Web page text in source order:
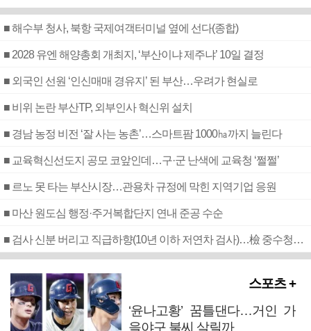
■ 해수부 청사, 북항 국제여객터미널 옆에 선다(종합)
■ 2028 유엔 해양총회 개최지, ‘부산이냐 제주냐’ 10일 결정
■ 외국인 선원 ‘인신매매 경유지’ 된 부산…우려가 현실로
■ 비위 논란 부산TP, 외부인사 혁신위 설치
■ 경남 농정 비전 ‘잘 사는 농촌’…스마트팜 1000㏊까지 늘린다
■ 교육혁신선도지 공모 코앞인데…구·군 난색에 교육청 ‘쩔쩔’
■ 르노 못 타는 부산시장…관용차 규정에 막힌 지역기업 응원
■ 마산 원도심 행정·주거복합단지 연내 준공 수순
■ 검사 신분 버리고 직급하향(10년 이하 저연차 검사)…檢 중수청행 기피
스포츠 +
‘윤나고황’ 꿈틀댄다…거인 가
을야구 불씨 살릴까